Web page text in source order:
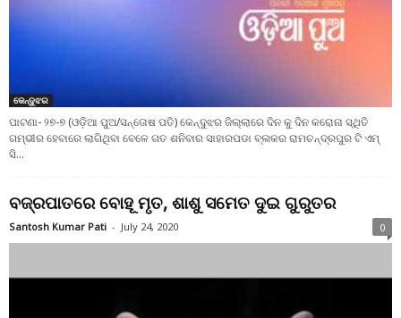
କେନ୍ଦୁଝର
ପାଟଣା- ୨୭-୭ (ଓଡ଼ିଆ ପୁଅ/ସନ୍ତୋଷ ପତି) କେନ୍ଦୁଝର ଜିଲ୍ଲାରେ ଦିନ କୁ ଦିନ କରୋନା ସ୍ଥିତି
ଗମ୍ଭୀର ହେବାରେ ଲାଗିଥିବା ବେଳେ ଗତ ଶନିବାର ସାହାରପଡା ବ୍ଲକର ରାମଚନ୍ଦ୍ରପୁର ଟି ଏମ୍
ସି...
ବଜ୍ରପାତରେ ବୋହୂ ମୃତ, ଶାଶୁ ସମେତ ଦୁଇ ଗୁରୁତର
Santosh Kumar Pati - July 24, 2020 0